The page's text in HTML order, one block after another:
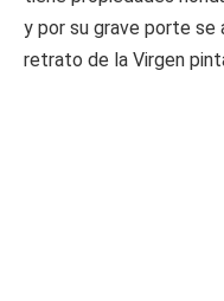
y por su grave porte se
retrato de la Virgen